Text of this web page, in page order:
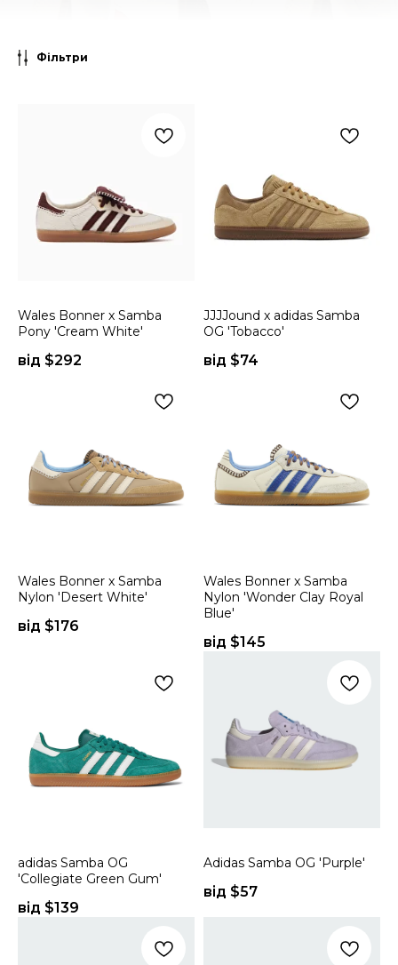
Фільтри
Wales Bonner x Samba
Pony 'Cream White'
від $292
JJJJound x adidas Samba
OG 'Tobacco'
від $74
Wales Bonner x Samba
Nylon 'Desert White'
від $176
Wales Bonner x Samba
Nylon 'Wonder Clay Royal
Blue'
від $145
adidas Samba OG
'Collegiate Green Gum'
від $139
Adidas Samba OG 'Purple'
від $57